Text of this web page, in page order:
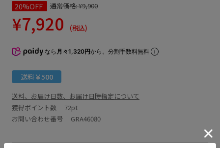
20%OFF 通常価格:¥9,900
¥7,920 (税込)
なら 月々1,320円から。分割手数料無料
送料￥500
送料、お届け日数、お届け日時指定について
獲得ポイント数 72pt
お問い合わせ番号 GRA46080